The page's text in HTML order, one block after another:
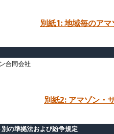
別紙1: 地域毎のア
合同会社
別紙2: アマゾン・
の準拠法および紛争規定